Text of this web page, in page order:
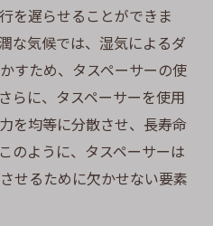
を遅らせることができま
な気候では、湿気によるダ
すため、タスペーサーの使
らに、タスペーサーを使用
を均等に分散させ、長寿命
のように、タスペーサーは
せるために欠かせない要素